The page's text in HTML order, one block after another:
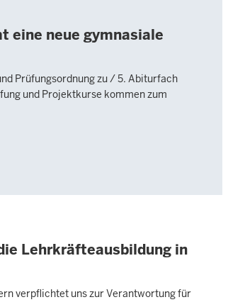
eine neue gymnasiale
Prüfungsordnung zu / 5. Abiturfach
und Projektkurse kommen zum
Lehrkräfteausbildung in
verpflichtet uns zur Verantwortung für